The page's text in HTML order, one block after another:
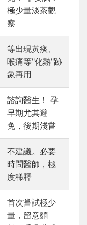
極少量淡茶觀
察
等出現黃痰、
喉痛等"化熱"跡
象再用
諮詢醫生！ 孕
早期尤其避
免，後期淺嘗
不建議。必要
時問醫師，極
度稀釋
首次嘗試極少
量，留意麵